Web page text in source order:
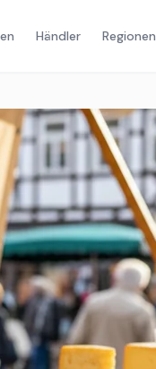
Händler Regionen